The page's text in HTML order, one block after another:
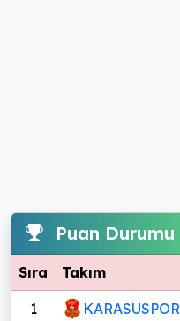
Puan Durumu
Sıra Takım
1 KARASUSPOR